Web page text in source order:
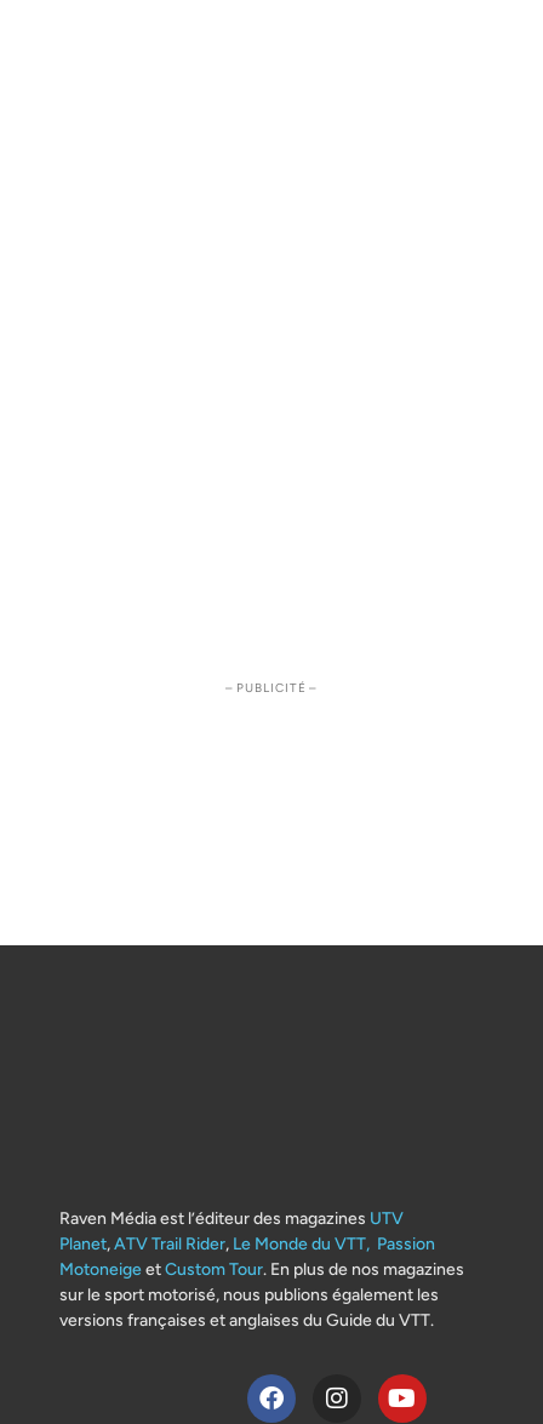
– PUBLICITÉ –
Raven Média est l’éditeur des magazines UTV
Planet,ATV Trail Rider, Le Monde du VTT, Passion
MotoneigeetCustom Tour. En plus de nos magazines
sur le sport motorisé, nous publions également les
versions françaises et anglaises du Guide du VTT.